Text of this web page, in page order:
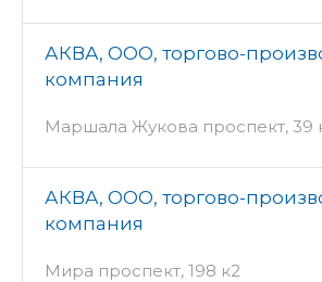
АКВА, ООО, торгово-
компания
Маршала Жукова проспект, 39
АКВА, ООО, торгово-
компания
Мира проспект, 198 к2